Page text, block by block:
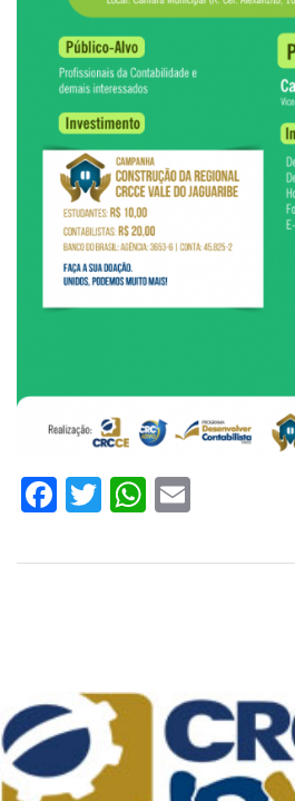
Facebook
TwitterWhatsApp